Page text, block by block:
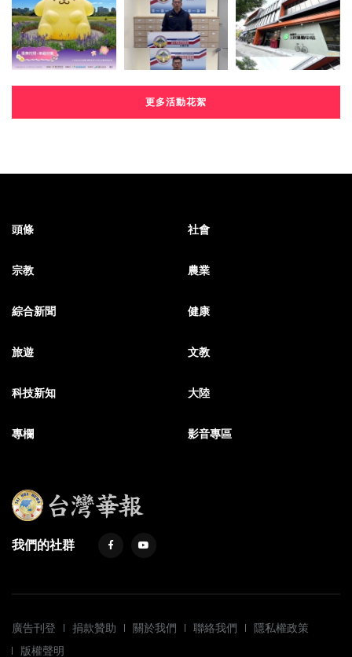
更多活動花絮
頭條 社會
宗教 農業
綜合新聞 健康
旅遊 文教
科技新知 大陸
專欄 影音專區
我們的社群
廣告刊登 捐款贊助 關於我們 聯絡我們
隱私權政策
版權聲明